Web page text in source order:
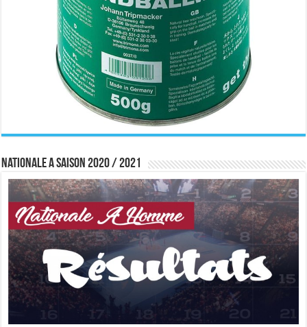
Nationale A saison 2020 / 2021